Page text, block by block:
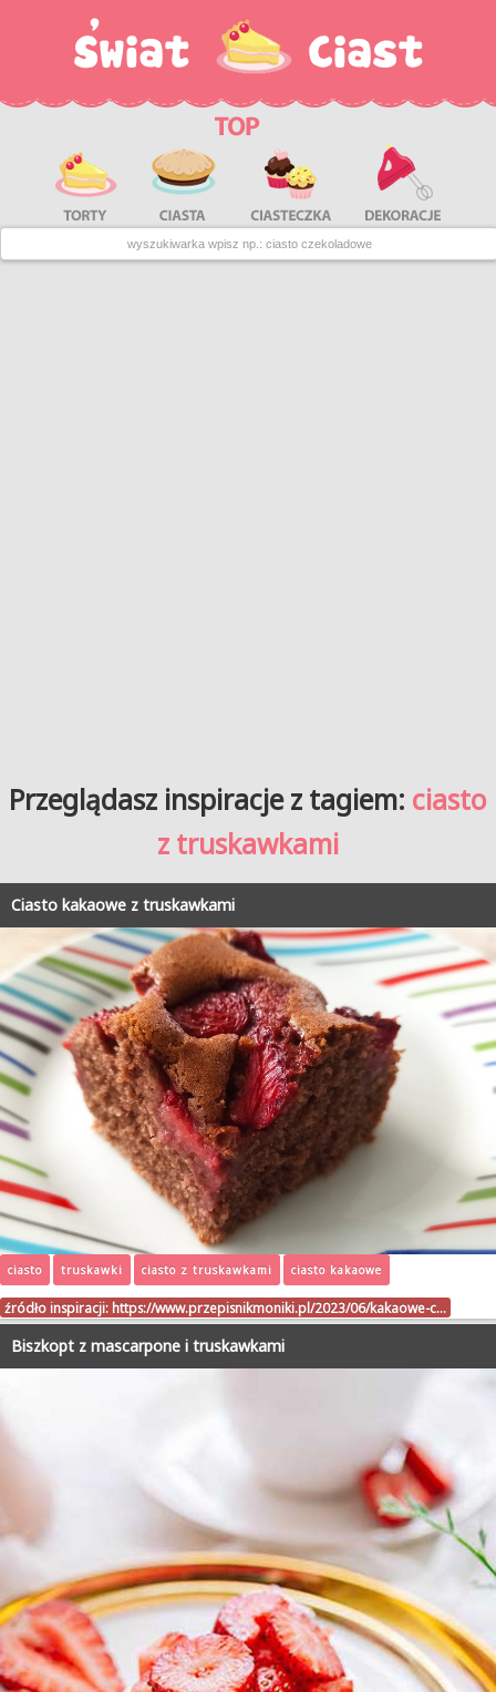
Przeglądasz inspiracje z tagiem: ciasto
z truskawkami
Ciasto kakaowe z truskawkami
ciasto truskawki ciasto z truskawkami ciasto kakaowe
źródło inspiracji: https://www.przepisnikmoniki.pl/2023/06/kakaowe-c…
Biszkopt z mascarpone i truskawkami